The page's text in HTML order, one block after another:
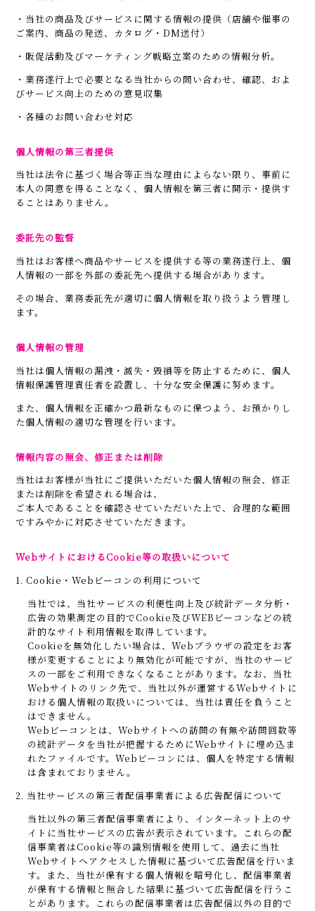
・当社の商品及びサービスに関する情報の提供（店舗や催事の
ご案内、商品の発送、カタログ・DM送付）
・販促活動及びマーケティング戦略立案のための情報分析。
・業務遂行上で必要となる当社からの問い合わせ、確認、およ
びサービス向上のための意見収集
・各種のお問い合わせ対応
個人情報の第三者提供
当社は法令に基づく場合等正当な理由によらない限り、事前に
本人の同意を得ることなく、個人情報を第三者に開示・提供す
ることはありません。
委託先の監督
当社はお客様へ商品やサービスを提供する等の業務遂行上、個
人情報の一部を外部の委託先へ提供する場合があります。
その場合、業務委託先が適切に個人情報を取り扱うよう管理し
ます。
個人情報の管理
当社は個人情報の漏洩・滅失・毀損等を防止するために、個人
情報保護管理責任者を設置し、十分な安全保護に努めます。
また、個人情報を正確かつ最新なものに保つよう、お預かりし
た個人情報の適切な管理を行います。
情報内容の照会、修正または削除
当社はお客様が当社にご提供いただいた個人情報の照会、修正
または削除を希望される場合は、
ご本人であることを確認させていただいた上で、合理的な範囲
ですみやかに対応させていただきます。
WebサイトにおけるCookie等の取扱いについて
1. Cookie・Webビーコンの利用について
当社では、当社サービスの利便性向上及び統計データ分析・
広告の効果測定の目的でCookie及びWEBビーコンなどの統
計的なサイト利用情報を取得しています。
Cookieを無効化したい場合は、Webブラウザの設定をお客
様が変更することにより無効化が可能ですが、当社のサービ
スの一部をご利用できなくなることがあります。なお、当社
Webサイトのリンク先で、当社以外が運営するWebサイトに
おける個人情報の取扱いについては、当社は責任を負うこと
はできません。
Webビーコンとは、Webサイトへの訪問の有無や訪問回数等
の統計データを当社が把握するためにWebサイトに埋め込ま
れたファイルです。Webビーコンには、個人を特定する情報
は含まれておりません。
2. 当社サービスの第三者配信事業者による広告配信について
当社以外の第三者配信事業者により、インターネット上のサ
イトに当社サービスの広告が表示されています。これらの配
信事業者はCookie等の識別情報を使用して、過去に当社
Webサイトへアクセスした情報に基づいて広告配信を行いま
す。また、当社が保有する個人情報を暗号化し、配信事業者
が保有する情報と照合した結果に基づいて広告配信を行うこ
とがあります。これらの配信事業者は広告配信以外の目的で